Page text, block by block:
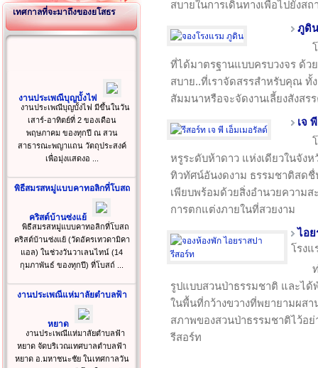
เทศกาลที่จะมาถึงของยโสธร
งานประเพณีบุญบั้งไฟ
งานประเพณีบุญบั้งไฟ มีขึ้นในวัน
เสาร์-อาทิตย์ที่ 2 ของเดือน
พฤษภาคม ของทุกปี ณ สวน
สาธารณะพญาแถน วัตถุประสงค์
เพื่อมุ่งแสดงอ ...
พิธีสมรสหมู่แบบคาทอลิกที่โบสถ
คริสต์บ้านซ่งแย้
พิธีสมรสหมู่แบบคาทอลิกที่โบสถ
คริสต์บ้านซ่งแย้ (วัดอัครเทวดามิคา
แอล) ในช่วงวันวาเลนไทน์ (14
กุมภาพันธ์ ของทุกปี) ที่โบสถ์ ...
งานประเพณีแห่มาลัยตำบลฟ้า
หยาด
งานประเพณีแห่มาลัยตำบลฟ้า
หยาด จัดบริเวณเทศบาลตำบลฟ้า
หยาด อ.มหาชนะชัย ในเทศกาลวัน
สบายในการเดินทางเพื่อไปยังส
ภูดิน
ที่ได้มาตรฐานแบบครบวงจร ด้ว
สบาย..ที่เราจัดสรรสำหรับคุณ ทั้
สัมมนาหรือจะจัดงานเลี้ยงสังสร
เจ
หรูระดับห้าดาว แห่งเดียวในจัง
ทิวทัศน์อันงดงาม ธรรมชาติสดชื่
เพียบพร้อมด้วยสิ่งอำนวยความ
การตกแต่งภายในที่สวยงาม
ไอย
โรง
รูปแบบสวนป่าธรรมชาติ และไ
ในพื้นที่กว้างขวางที่พยายามผส
สภาพของสวนป่าธรรมชาติไว้อ
รีสอร์ท